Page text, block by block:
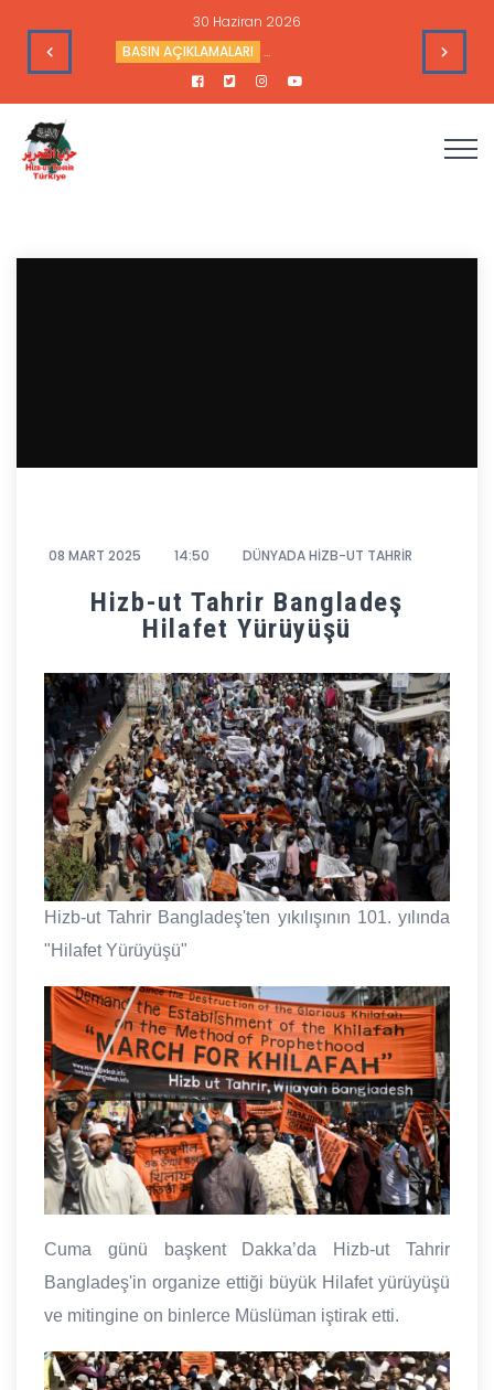
28 Haziran 2026
Çıkarlarına Hizmet Ediyor
SİYASİ ANALİZLER Sudan’daki Durum ve Amerika’nın
08 MART 2025 14:50 DÜNYADA HİZB-UT TAHRİR
Hizb-ut Tahrir Bangladeş
Hilafet Yürüyüşü
Hizb-ut Tahrir Bangladeş'ten yıkılışının 101. yılında
"Hilafet Yürüyüşü"
Cuma günü başkent Dakka’da Hizb-ut Tahrir
Bangladeş'in organize ettiği büyük Hilafet yürüyüşü
ve mitingine on binlerce Müslüman iştirak etti.